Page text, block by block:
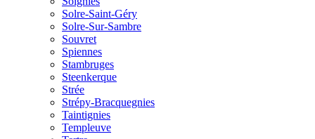
Solre-Saint-Géry
Solre-Sur-Sambre
Souvret
Spiennes
Stambruges
Steenkerque
Strée
Strépy-Bracquegnies
Taintignies
Templeuve